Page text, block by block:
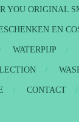
YOU ORIGINAL
EN
WATERPIJP
CONTACT